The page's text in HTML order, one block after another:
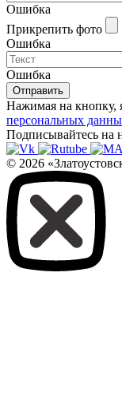
Ошибка
Прикрепить фото
Ошибка
Ошибка
Отправить
Нажимая на кнопку,
персональных
Подписывайтесь на
© 2026